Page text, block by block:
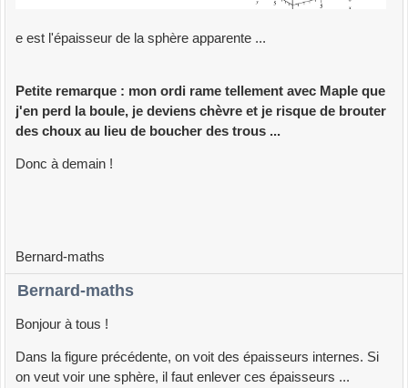
e est l'épaisseur de la sphère apparente ...
Petite remarque : mon ordi rame tellement avec Maple que
j'en perd la boule, je deviens chèvre et je risque de brouter
des choux au lieu de boucher des trous ...
Donc à demain !
Bernard-maths
Bernard-maths
Bonjour à tous !
Dans la figure précédente, on voit des épaisseurs internes. Si
on veut voir une sphère, il faut enlever ces épaisseurs ...